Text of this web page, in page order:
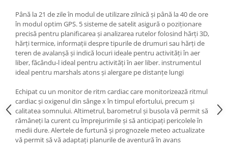
Cutii, curele si accesorii ceasuri
Genti si accesorii barbati
Genti si accesorii femei
Imbracaminte barbati
Imbracaminte femei
Incaltaminte barbati
Incaltaminte femei
Ochelari de soare
Ochelari de vedere
Până la 21 de zile în modul de utilizare zilnică și până la 40 de ore
în modul optim GPS. 5 sisteme de satelit asigură o poziționare
precisă pentru planificarea și analizarea rutelor folosind hărți 3D,
hărți termice, informații despre tipurile de drumuri sau hărți de
teren de avalanșă și indică locuri ideale pentru activități în aer
liber, făcându-l ideal pentru activități în aer liber. instrumentul
ideal pentru marshals atons și alergare pe distanțe lungi
Echipat cu un monitor de ritm cardiac care monitorizează ritmul
cardiac și oxigenul din sânge x în timpul efortului, precum și
calitatea somnului. Altimetrul, barometrul și busola vă permit să
rămâneți la curent cu împrejurimile și să anticipați pericolele în
medii dure. Alertele de furtună și prognozele meteo actualizate
vă permit să vă adaptați planurile de aventură în avans